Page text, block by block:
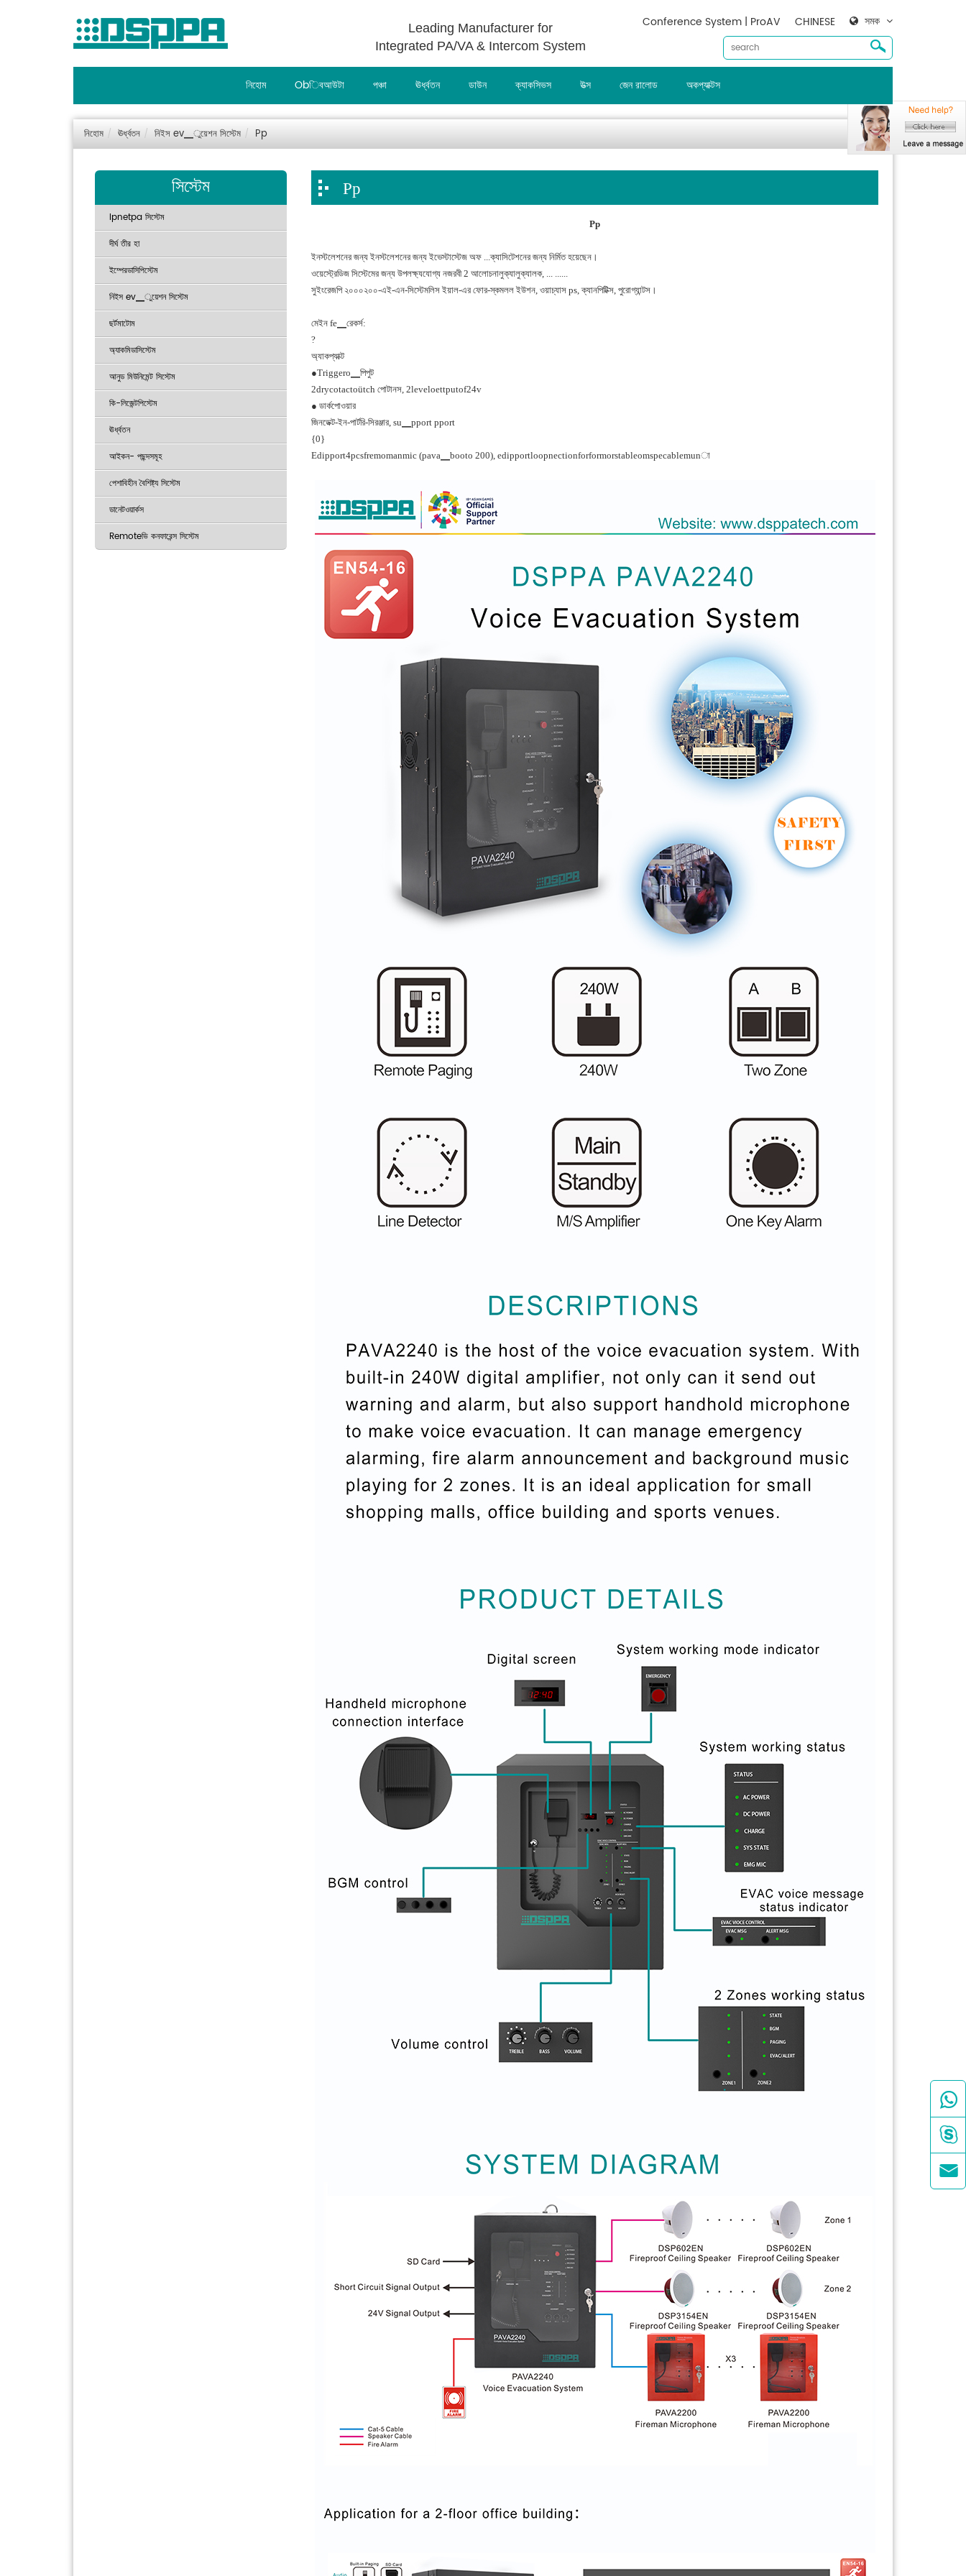
Leading Manufacturer for
Integrated PA/VA & Intercom System
সমক
CHINESE
Conference System | ProAV
নিহোম Obিবআউটা পঞ্চা ঊর্ধ্বতন ডাউন ক্যাকসিভস উত্স জেন রালোড অকপ্যাক্টস
নিহোম ঊর্ধ্বতন নিইস ev▁ুয়েশন সিস্টেম Pp
সিস্টেম
Ipnetpa সিস্টেম
দীর্ঘ তীর হা
ইম্পেরডাসিপিস্টেম
নিইস ev▁ুয়েশন সিস্টেম
ছর্টমাটোম
অ্যাকমিডাসিস্টেম
আনুড মিউনিমেন্ট সিস্টেম
কি-লিজেন্টপিস্টেম
ঊর্ধ্বতন
আইকন- পছন্দসমূহ
পেশাবিহীন বৈশিষ্ট্য সিস্টেম
ডানেটওয়ার্কস
Remoteভি কনফারেন্স সিস্টেম
Pp
Pp
ইনস্টলেশনের জন্য ইনস্টলেশনের জন্য ইভেস্টাস্টেজ অফ ...ক্যাসিটেশনের জন্য নির্মিত হয়েছেন।
ওয়েস্ট্রেডিজ সিস্টেমের জন্য উপলক্ষ্যযোগ্য নজরবী 2 আলোচনালুক্যালুক্যালক, ... ......
সুইংরেজপি ২০০০২০০-এই-এন-সিস্টেমলিস ইয়াল-এর ফোর-স্কমলল ইউশন, ওয়াচ্যাস ps, ক্যানপিটিক্স, পুরোগ্যান্টস।
মেইন fe▁রেকর্স:
?
অ্যাকপ্যাক্ট
●Triggero▁পিপুট
2drycotactoütch পোটানস, 2leveloettputof24v
● ডার্কপোওয়ার
জিনডেক্ট-ইন-পার্টরি-সিরঞ্জার, su▁pport pport
{0}
Edipport4pcsfremomanmic (pava▁booto 200), edipportloopnectionforformorstableomspecablemunা


